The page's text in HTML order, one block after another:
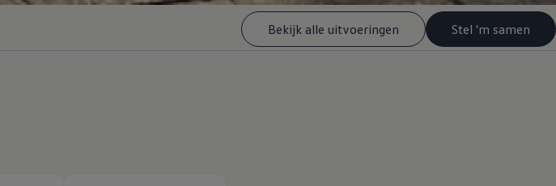
Bekijk alle uitvoeringen Stel 'm samen